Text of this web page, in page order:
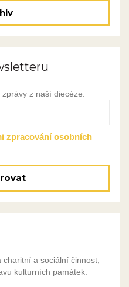
z naší diecéze.
zpracování osobních
a sociální činnost,
kulturních památek.